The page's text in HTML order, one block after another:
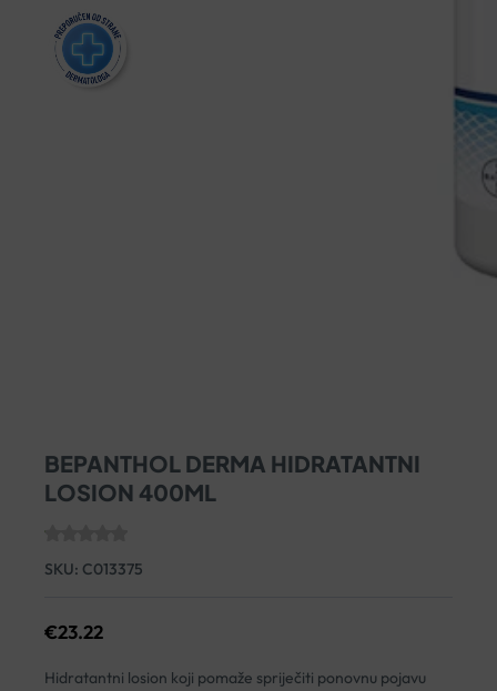
BEPANTHOL DERMA HIDRATANTNI
LOSION 400ML
SKU: C013375
€23.22
Hidratantni losion koji pomaže spriječiti ponovnu pojavu